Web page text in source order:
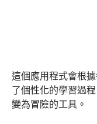
這個應用程式會根
了個性化的學習過
變為冒險的工具。